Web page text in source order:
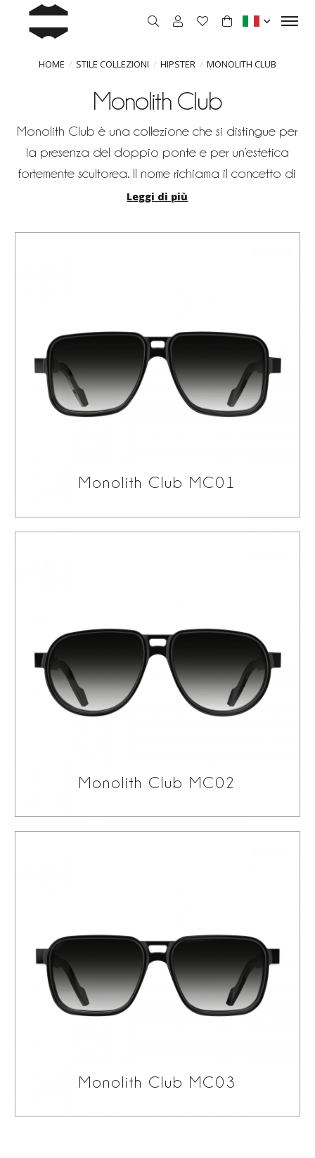
HOME STILE COLLEZIONI HIPSTER MONOLITH CLUB
Monolith Club
Monolith Club è una collezione che si distingue per
la presenza del doppio ponte e per un’estetica
fortemente scultorea. Il nome richiama il concetto di
monolite: i frontali sono lavorati come masse
geometrie scolpite, capaci di esaltare ogni linea
sorprendente, senza rinunciare a comfort e
funzionalità nell’uso quotidiano. I lineamenti netti e
definiti rafforzano ulteriormente l’identità monolitica
della collezione, rendendola immediatamente
anche in contesti più informali o sportivi. Uno stile
consapevolezza estetica. Anche le aste giocano un
valorizza in modo particolare le colorazioni
trasparenti come Rose, Navy Blue e Porpora,
rendendole ancora più affascinanti e ricercate.
Leggi di più
Monolith Club MC01
Monolith Club MC02
Monolith Club MC03